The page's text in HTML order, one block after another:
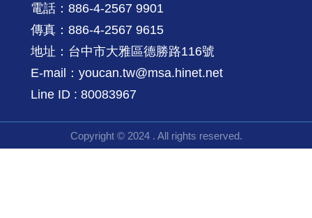
電話：886-4-2567 9901
傳真：886-4-2567 9615
地址：台中市大雅區德勝路116號
E-mail：youcan.tw@msa.hinet.net
Line ID : 80083967
Copyright © 2024 . All rights reserved.